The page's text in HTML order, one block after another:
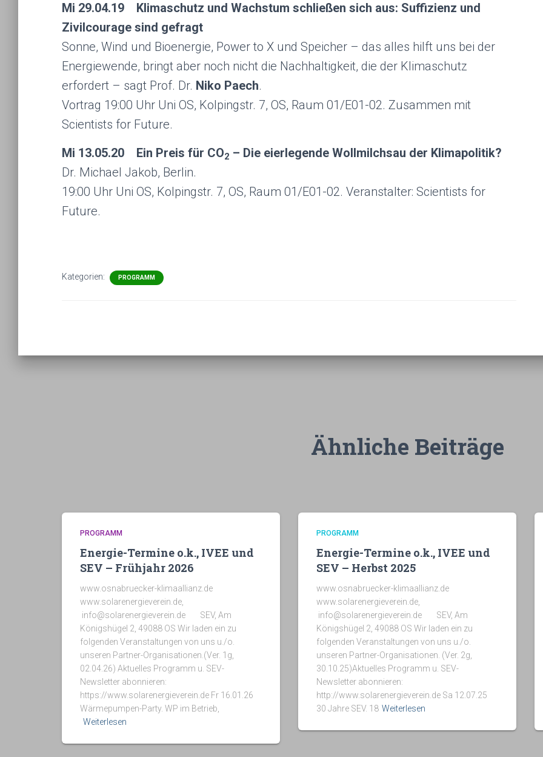
Mi 29.04.19 Klimaschutz und Wachstum schließen sich aus: Suffizienz und
Zivilcourage sind gefragt
Sonne, Wind und Bioenergie, Power to X und Speicher – das alles hilft uns bei der
Energiewende, bringt aber noch nicht die Nachhaltigkeit, die der Klimaschutz
erfordert – sagt Prof. Dr. Niko Paech.
Vortrag 19:00 Uhr Uni OS, Kolpingstr. 7, OS, Raum 01/E01-02. Zusammen mit
Scientists for Future.
Mi 13.05.20 Ein Preis für CO2 – Die eierlegende Wollmilchsau der Klimapolitik?
Dr. Michael Jakob, Berlin.
19:00 Uhr Uni OS, Kolpingstr. 7, OS, Raum 01/E01-02. Veranstalter: Scientists for
Future.
Kategorien: PROGRAMM
Ähnliche Beiträge
PROGRAMM
Energie-Termine o.k., IVEE und
SEV – Frühjahr 2026
www.osnabruecker-klimaallianz.de
www.solarenergieverein.de,
info@solarenergieverein.de SEV, Am
Königshügel 2, 49088 OS Wir laden ein zu
folgenden Veranstaltungen von uns u./o.
unseren Partner-Organisationen.(Ver. 1g,
02.04.26) Aktuelles Programm u. SEV-
Newsletter abonnieren:
https://www.solarenergieverein.de Fr 16.01.26
Wärmepumpen-Party. WP im Betrieb,
Weiterlesen
PROGRAMM
Energie-Termine o.k., IVEE und
SEV – Herbst 2025
www.osnabruecker-klimaallianz.de
www.solarenergieverein.de,
info@solarenergieverein.de SEV, Am
Königshügel 2, 49088 OS Wir laden ein zu
folgenden Veranstaltungen von uns u./o.
unseren Partner-Organisationen. (Ver. 2g,
30.10.25)Aktuelles Programm u. SEV-
Newsletter abonnieren:
http://www.solarenergieverein.de Sa 12.07.25
30 Jahre SEV. 18 Weiterlesen